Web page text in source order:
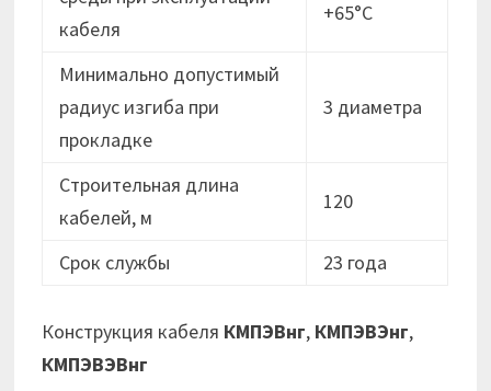
кабеля
+65°C
Минимально допустимый
радиус изгиба при
прокладке
3 диаметра
Строительная длина
кабелей, м
120
Срок службы 23 года
Конструкция кабеля КМПЭВнг, КМПЭВЭнг,
КМПЭВЭВнг